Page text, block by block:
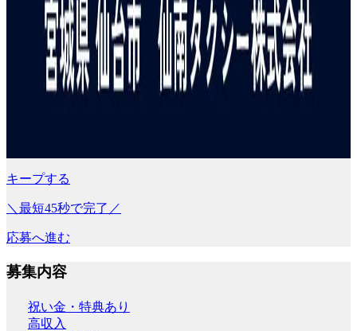
キープする
＼最短45秒で完了／
応募へ進む
募集内容
祝い金・特典あり
高収入